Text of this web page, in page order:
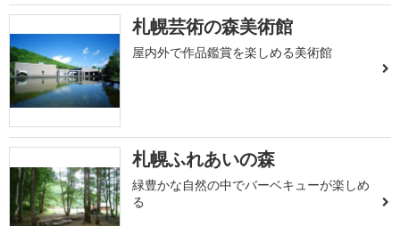
札幌芸術の森美術館
屋内外で作品鑑賞を楽しめる美術館
札幌ふれあいの森
緑豊かな自然の中でバーベキューが楽しめ
る